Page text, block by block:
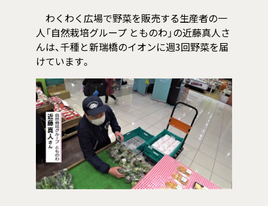
わくわく広場で野菜を販売する生産者の一
人「自然栽培グループ とものわ」の近藤真人さ
んは、千種と新瑞橋のイオンに週3回野菜を届
けています。